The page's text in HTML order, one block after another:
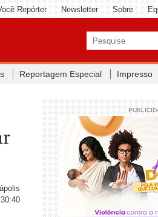
Repórter Newsletter Sobre
Reportagem Especial Impresso